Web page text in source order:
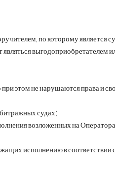
по которому является
выгодоприобретателем
этом не нарушаются права и
судах;
возложенных на Оператора
исполнению в соответствии с